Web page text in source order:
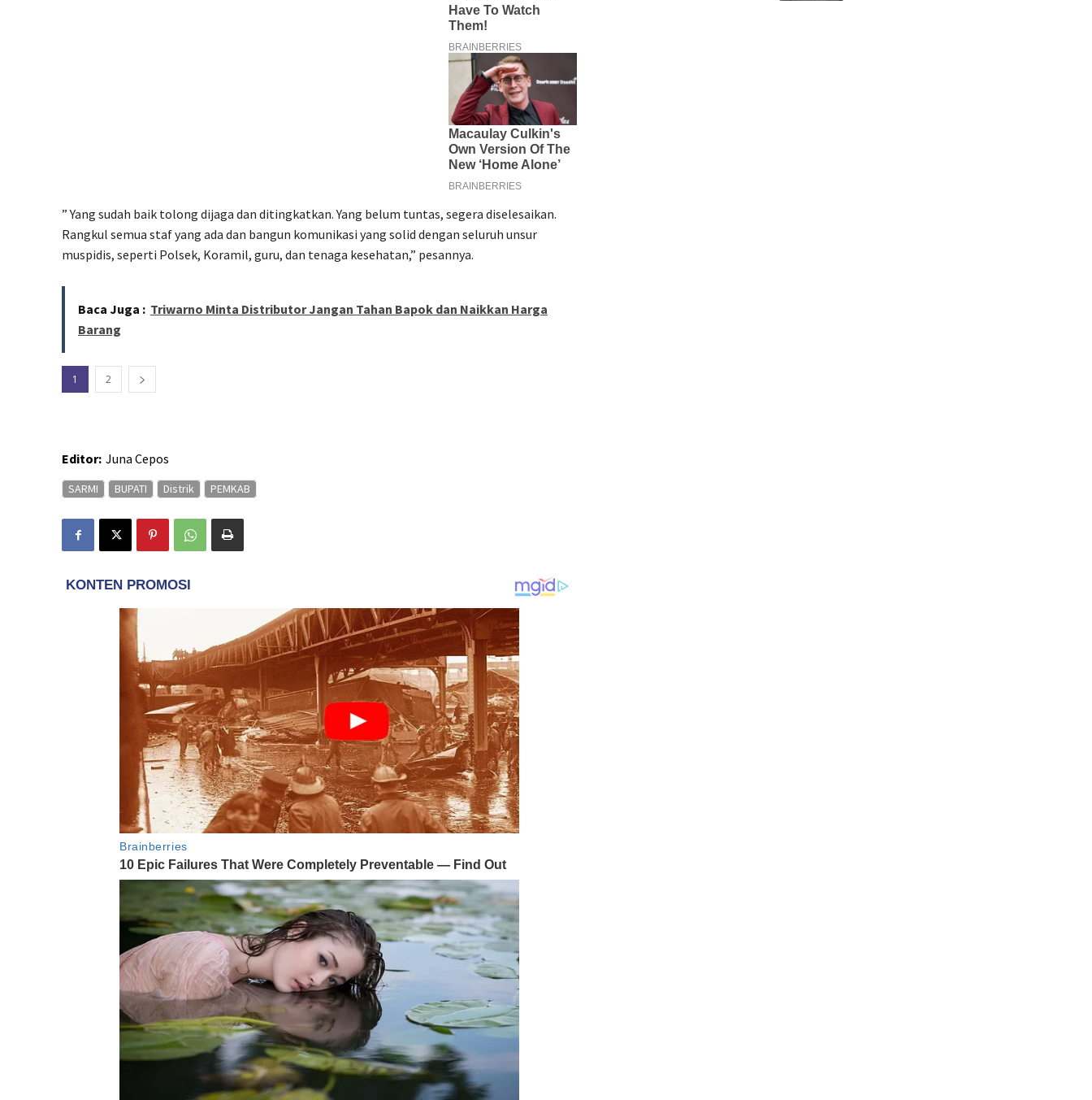
” Yang sudah baik tolong dijaga dan ditingkatkan. Yang belum tuntas, segera diselesaikan.
Rangkul semua staf yang ada dan bangun komunikasi yang solid dengan seluruh unsur
muspidis, seperti Polsek, Koramil, guru, dan tenaga kesehatan,” pesannya.
Baca Juga : Triwarno Minta Distributor Jangan Tahan Bapok dan Naikkan Harga
Barang
1 2
Editor: Juna Cepos
SARMI BUPATI Distrik PEMKAB